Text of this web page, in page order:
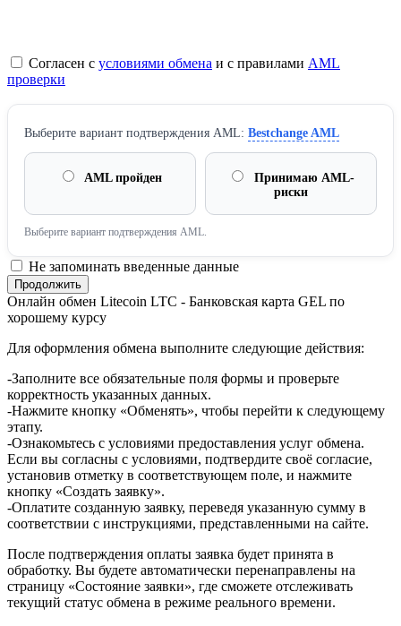
Согласен с условиями обмена и с правилами AML
проверки
Выберите вариант подтверждения AML: Bestchange AML
AML пройден
Принимаю AML-
риски
Выберите вариант подтверждения AML.
Не запоминать введенные данные
Онлайн обмен Litecoin LTC - Банковская карта GEL по
хорошему курсу
Для оформления обмена выполните следующие действия:
-Заполните все обязательные поля формы и проверьте
корректность указанных данных.
-Нажмите кнопку «Обменять», чтобы перейти к следующему
этапу.
-Ознакомьтесь с условиями предоставления услуг обмена.
Если вы согласны с условиями, подтвердите своё согласие,
установив отметку в соответствующем поле, и нажмите
кнопку «Создать заявку».
-Оплатите созданную заявку, переведя указанную сумму в
соответствии с инструкциями, представленными на сайте.
После подтверждения оплаты заявка будет принята в
обработку. Вы будете автоматически перенаправлены на
страницу «Состояние заявки», где сможете отслеживать
текущий статус обмена в режиме реального времени.